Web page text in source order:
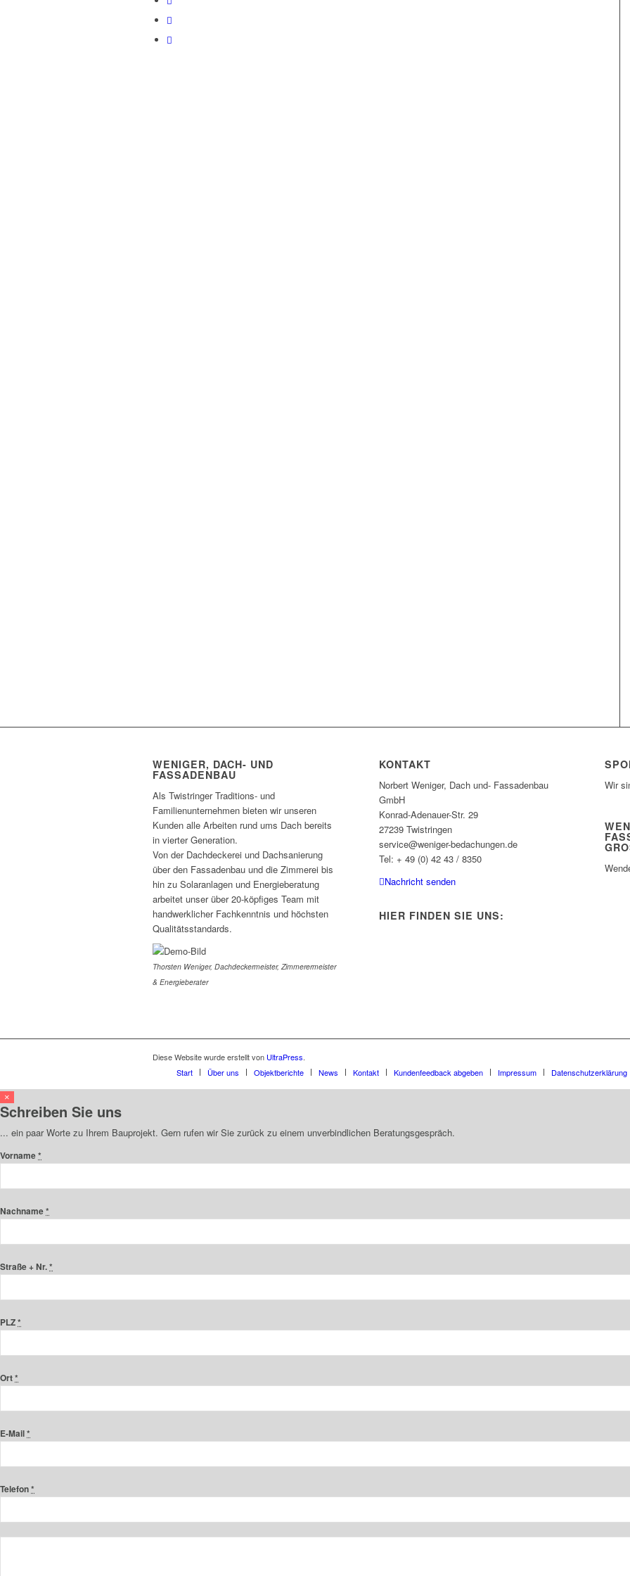
WENIGER, DACH- UND
FASSADENBAU
Als Twistringer Traditions- und
Familienunternehmen bieten wir unseren
Kunden alle Arbeiten rund ums Dach bereits
in vierter Generation.
Von der Dachdeckerei und Dachsanierung
über den Fassadenbau und die Zimmerei bis
hin zu Solaranlagen und Energieberatung
arbeitet unser über 20-köpfiges Team mit
handwerklicher Fachkenntnis und höchsten
Qualitätsstandards.
Thorsten Weniger, Dachdeckermeister, Zimmerermeister
& Energieberater
KONTAKT
Norbert Weniger, Dach und- Fassadenbau
GmbH
Konrad-Adenauer-Str. 29
27239 Twistringen
service@weniger-bedachungen.de
Tel: + 49 (0) 42 43 / 8350
Nachricht senden
HIER FINDEN SIE UNS:
Wir
Diese Website wurde erstellt von UltraPress.
Start
Über uns Objektberichte News Kontakt Kundenfeedback abgeben Impressum Datenschutzerklärung
×
Schreiben Sie uns
... ein paar Worte zu Ihrem Bauprojekt. Gern rufen wir Sie zurück zu einem unverbindlichen Beratungsgespräch.
Vorname*
Nachname*
Straße + Nr.*
PLZ*
Ort*
E-Mail*
Telefon*